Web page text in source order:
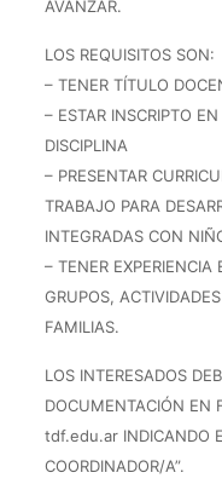
AVANZAR.
LOS REQUISITOS SON:
– TENER TÍTULO
– ESTAR INSCRIPTO
DISCIPLINA
– PRESENTAR
TRABAJO PARA
INTEGRADAS CON
– TENER
GRUPOS,
FAMILIAS.
LOS INTERESADOS
DOCUMENTACIÓN EN
tdf.edu.ar INDICANDO
COORDINADOR/A”.